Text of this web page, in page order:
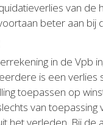
van de
beter aan bij
in de Vpb
is een
toepassen op
van